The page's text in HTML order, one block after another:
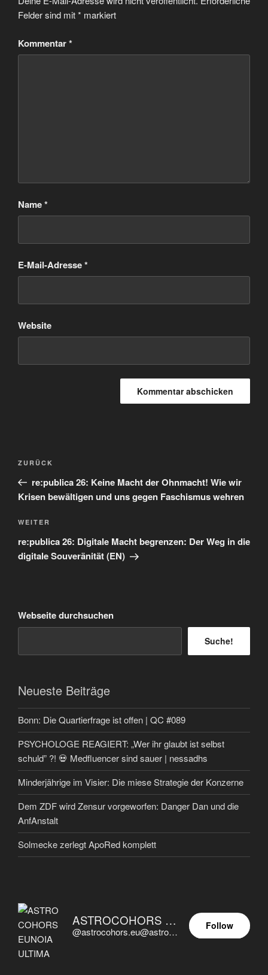
Felder sind mit* markiert
Kommentar*
Name*
E-Mail-Adresse*
Website
Beitragsnavigation
Vorheriger
Beitrag
ZURÜCK
re:publica 26: Keine Macht der Ohnmacht! Wie wir
Krisen bewältigen und uns gegen Faschismus wehren
Nächster
Beitrag
WEITER
re:publica 26: Digitale Macht begrenzen: Der Weg in die
digitale Souveränität (EN)
Webseite durchsuchen
Suche!
Neueste Beiträge
Bonn: Die Quartierfrage ist offen | QC #089
PSYCHOLOGE REAGIERT: „Wer ihr glaubt ist selbst
schuld” ?! 💀 Medfluencer sind sauer | nessadhs
Minderjährige im Visier: Die miese Strategie der Konzerne
Dem ZDF wird Zensur vorgeworfen: Danger Dan und die
AnfAnstalt
Solmecke zerlegt ApoRed komplett
ASTROCOHORS EUNOIA ULTIMA
@astrocohors.eu@astrocohors.eu
Follow